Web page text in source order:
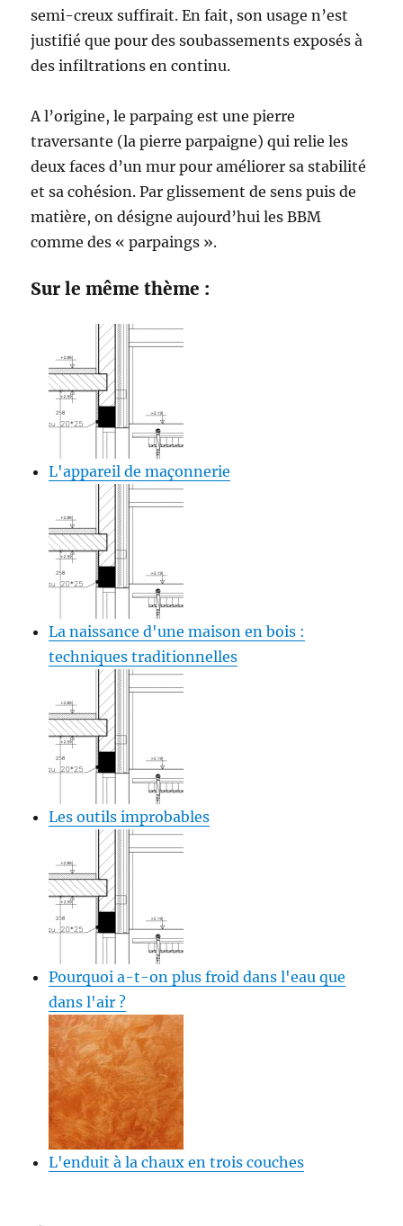
semi-creux suffirait. En fait, son usage n’est
justifié que pour des soubassements exposés à
des infiltrations en continu.
A l’origine, le parpaing est une pierre
traversante (la pierre parpaigne) qui relie les
deux faces d’un mur pour améliorer sa stabilité
et sa cohésion. Par glissement de sens puis de
matière, on désigne aujourd’hui les BBM
comme des « parpaings ».
Sur le même thème :
L'appareil de maçonnerie
La naissance d'une maison en bois :
techniques traditionnelles
Les outils improbables
Pourquoi a-t-on plus froid dans l'eau que
dans l'air ?
L'enduit à la chaux en trois couches